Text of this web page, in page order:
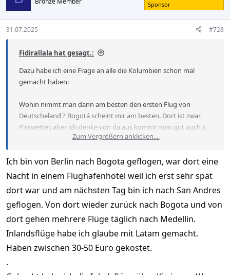
Sponsor
31.07.2025 #728
Fidirallala hat gesagt.:
Dazu habe ich eine Frage an alle die Kolumbien schon mal
gemacht haben:
Wohin nimmt man dann am besten den ersten Flug von
Deutscheland ? Bogotá scheint mir am besten. Dort ist zwar
Pisswetter, aber ich denke von da aus kommt man gut auch z.
B. an die Küste. Es gibt natürlich auch Gabelflüge nach
Und noch Zusatzfrage: wo bucht man die Inlandsflüge? Online?
Oder direkt am Flughafen BOG
Zum Vergrößern anklicken....
Ich bin von Berlin nach Bogota geflogen, war dort eine
Nacht in einem Flughafenhotel weil ich erst sehr spät
dort war und am nächsten Tag bin ich nach San Andres
geflogen. Von dort wieder zurück nach Bogota und von
dort gehen mehrere Flüge täglich nach Medellin.
Inlandsflüge habe ich glaube mit Latam gemacht.
Haben zwischen 30-50 Euro gekostet.
.